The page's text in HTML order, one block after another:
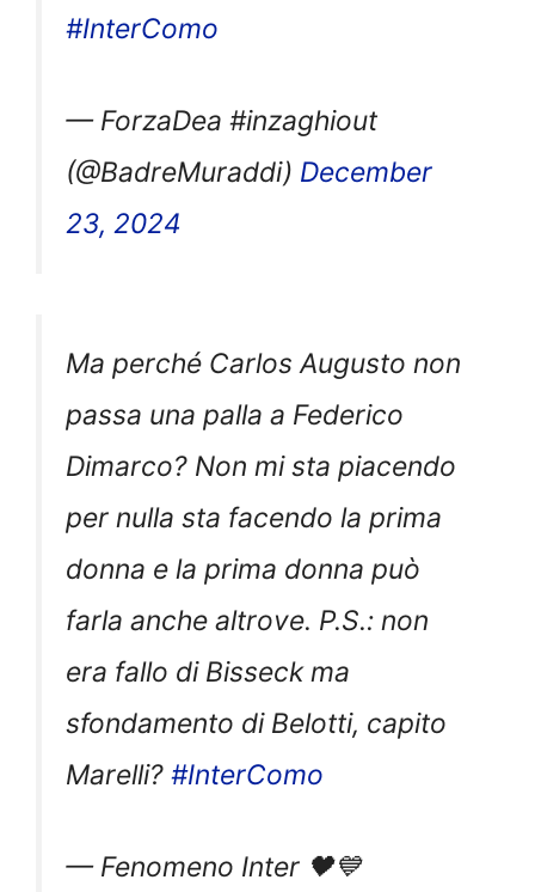
#InterComo
— ForzaDea #inzaghiout
(@BadreMuraddi) December
23, 2024
Ma perché Carlos Augusto non
passa una palla a Federico
Dimarco? Non mi sta piacendo
per nulla sta facendo la prima
donna e la prima donna può
farla anche altrove. P.S.: non
era fallo di Bisseck ma
sfondamento di Belotti, capito
Marelli? #InterComo
— Fenomeno Inter 🖤💙